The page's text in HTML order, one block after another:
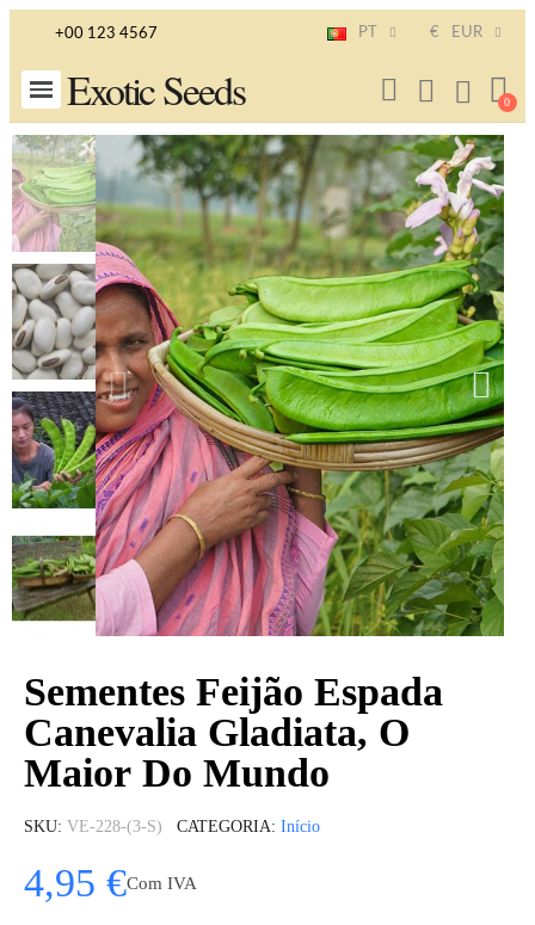
+00 123 4567 PT € EUR
Exotic Seeds
Sementes Feijão Espada
Canevalia Gladiata, O
Maior Do Mundo
SKU VE-228-(3-S) CATEGORIA Início
4,95 €Com IVA